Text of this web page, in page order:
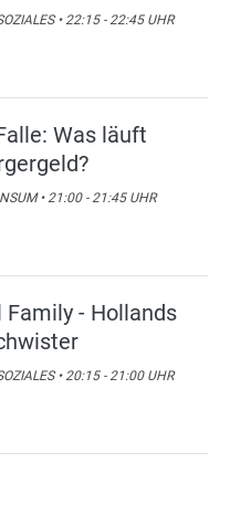
• 22:15 - 22:45 UHR
Was läuft
• 21:00 - 21:45 UHR
Family - Hollands
• 20:15 - 21:00 UHR